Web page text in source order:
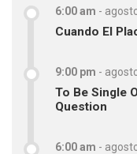
6:00 am -
Cuando El
9:00 pm -
To Be Single
Question
6:00 am -